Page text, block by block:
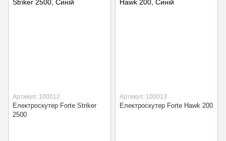
Артикул: 100012
Електроскутер Forte Striker
2500
Артикул: 100013
Електроскутер Forte Hawk 200